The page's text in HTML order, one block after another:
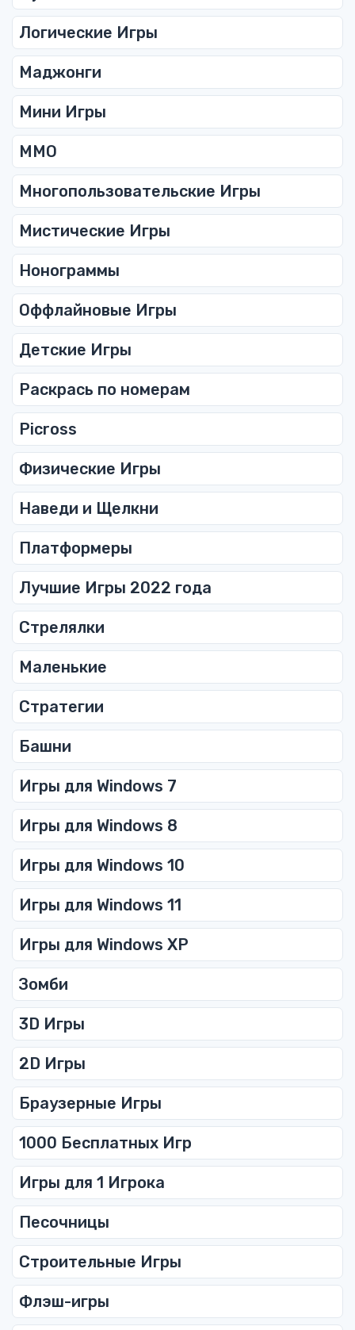
Логические Игры
Маджонги
Мини Игры
ММО
Многопользовательские Игры
Мистические Игры
Нонограммы
Оффлайновые Игры
Детские Игры
Раскрась по номерам
Picross
Физические Игры
Наведи и Щелкни
Платформеры
Лучшие Игры 2022 года
Стрелялки
Маленькие
Стратегии
Башни
Игры для Windows 7
Игры для Windows 8
Игры для Windows 10
Игры для Windows 11
Игры для Windows XP
Зомби
3D Игры
2D Игры
Браузерные Игры
1000 Бесплатных Игр
Игры для 1 Игрока
Песочницы
Строительные Игры
Флэш-игры